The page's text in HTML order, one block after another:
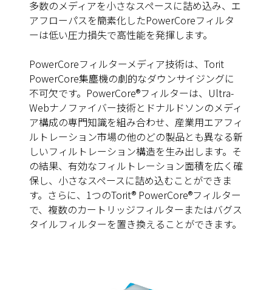
多数のメディアを小さなスペースに詰め込み、エ
アフローパスを簡素化したPowerCoreフィルタ
ーは低い圧力損失で高性能を発揮します。
PowerCoreフィルターメディア技術は、Torit
PowerCore集塵機の劇的なダウンサイジングに
不可欠です。PowerCore®フィルターは、Ultra-
Webナノファイバー技術とドナルドソンのメディ
ア構成の専門知識を組み合わせ、産業用エアフィ
ルトレーション市場の他のどの製品とも異なる新
しいフィルトレーション構造を生み出します。そ
の結果、有効なフィルトレーション面積を広く確
保し、小さなスペースに詰め込むことができま
す。さらに、1つのTorit® PowerCore®フィルター
で、複数のカートリッジフィルターまたはバグス
タイルフィルターを置き換えることができます。